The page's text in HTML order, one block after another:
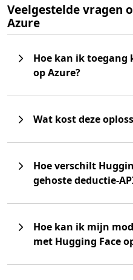
Veelgestelde vragen
Azure
Hoe kan ik toegang
op Azure?
Wat kost deze
Hoe verschilt
gehoste deductie-
Hoe kan ik mijn
met Hugging Face